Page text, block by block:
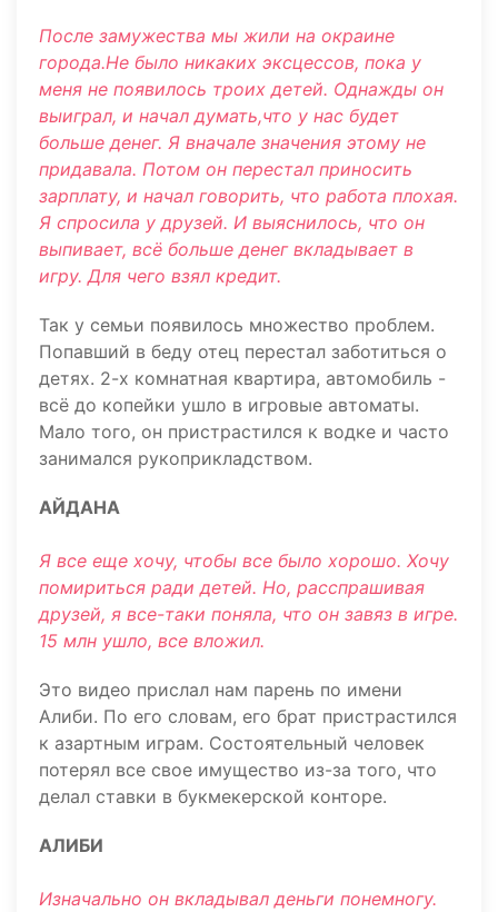
После замужества мы жили на окраине
города.Не было никаких эксцессов, пока у
меня не появилось троих детей. Однажды он
выиграл, и начал думать,что у нас будет
больше денег. Я вначале значения этому не
придавала. Потом он перестал приносить
зарплату, и начал говорить, что работа плохая.
Я спросила у друзей. И выяснилось, что он
выпивает, всё больше денег вкладывает в
игру. Для чего взял кредит.
Так у семьи появилось множество проблем.
Попавший в беду отец перестал заботиться о
детях. 2-х комнатная квартира, автомобиль -
всё до копейки ушло в игровые автоматы.
Мало того, он пристрастился к водке и часто
занимался рукоприкладством.
АЙДАНА
Я все еще хочу, чтобы все было хорошо. Хочу
помириться ради детей. Но, расспрашивая
друзей, я все-таки поняла, что он завяз в игре.
15 млн ушло, все вложил.
Это видео прислал нам парень по имени
Алиби. По его словам, его брат пристрастился
к азартным играм. Состоятельный человек
потерял все свое имущество из-за того, что
делал ставки в букмекерской конторе.
АЛИБИ
Изначально он вкладывал деньги понемногу.